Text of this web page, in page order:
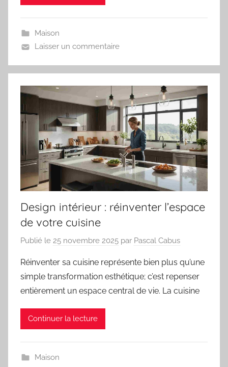
Maison
Laisser un commentaire
Design intérieur : réinventer l’espace
de votre cuisine
Publié le 25 novembre 2025 par Pascal Cabus
Réinventer sa cuisine représente bien plus qu’une
simple transformation esthétique; c’est repenser
entièrement un espace central de vie. La cuisine
Continuer la lecture
Maison